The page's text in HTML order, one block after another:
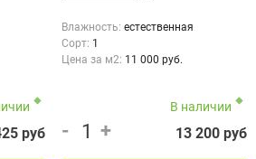
руб
Влажность: естественная
Сорт: 1
Цена за м2: 11 000 руб.
В наличии
- + 13 200 руб